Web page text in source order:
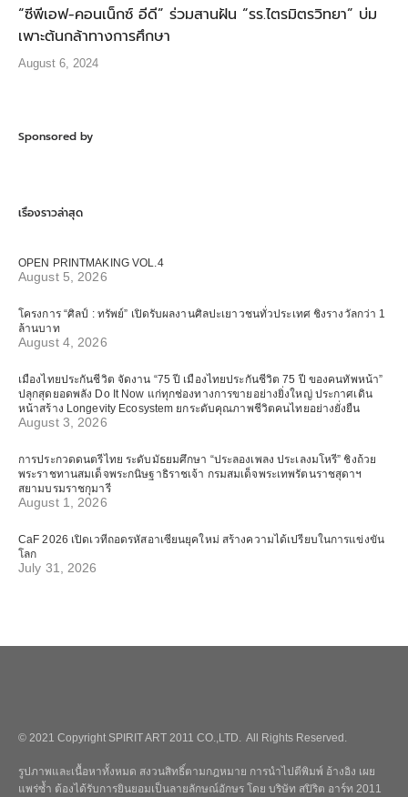
“ซีพีเอฟ-คอนเน็กซ์ อีดี” ร่วมสานฝัน “รร.ไตรมิตรวิทยา” บ่ม
เพาะต้นกล้าทางการศึกษา
August 6, 2024
Sponsored by
เรื่องราวล่าสุด
OPEN PRINTMAKING VOL.4
August 5, 2026
โครงการ “ศิลป์ : ทรัพย์” เปิดรับผลงานศิลปะเยาวชนทั่วประเทศ ชิงรางวัลกว่า 1
ล้านบาท
August 4, 2026
เมืองไทยประกันชีวิต จัดงาน “75 ปี เมืองไทยประกันชีวิต 75 ปี ของคนทัพหน้า”
ปลุกสุดยอดพลัง Do It Now แก่ทุกช่องทางการขายอย่างยิ่งใหญ่ ประกาศเดิน
หน้าสร้าง Longevity Ecosystem ยกระดับคุณภาพชีวิตคนไทยอย่างยั่งยืน
August 3, 2026
การประกวดดนตรีไทย ระดับมัธยมศึกษา “ประลองเพลง ประเลงมโหรี” ชิงถ้วย
พระราชทานสมเด็จพระกนิษฐาธิราชเจ้า กรมสมเด็จพระเทพรัตนราชสุดาฯ
สยามบรมราชกุมารี
August 1, 2026
CaF 2026 เปิดเวทีถอดรหัสอาเซียนยุคใหม่ สร้างความได้เปรียบในการแข่งขัน
โลก
July 31, 2026
© 2021 Copyright SPIRIT ART 2011 CO.,LTD. All Rights Reserved.
รูปภาพและเนื้อหาทั้งหมด สงวนสิทธิ์ตามกฎหมาย การนำไปตีพิมพ์ อ้างอิง เผย
แพร่ซ้ำ ต้องได้รับการยินยอมเป็นลายลักษณ์อักษร โดย บริษัท สปิริต อาร์ท 2011